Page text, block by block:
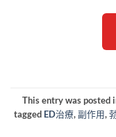
This entry was posted
tagged ED治療,副作用,